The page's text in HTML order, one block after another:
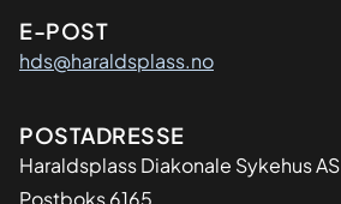
E-POST
hds@haraldsplass.no
Adresse
POSTADRESSE
Haraldsplass Diakonale Sykehus AS
Postboks 6165